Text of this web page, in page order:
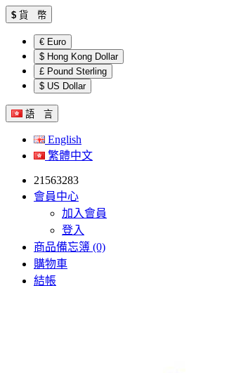
$ 貨 幣
€ Euro
$ Hong Kong Dollar
£ Pound Sterling
$ US Dollar
語 言
English
繁體中文
21563283
會員中心
加入會員
登入
商品備忘簿 (0)
購物車
結帳